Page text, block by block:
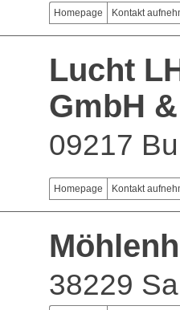
Homepage Kontakt
Lucht
GmbH
09217
Homepage Kontakt
38229